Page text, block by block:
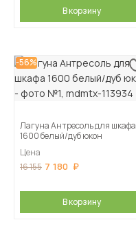
В корзину
-56%
Лагуна Антресоль для шкафа
1600 белый/дуб юкон
Цена
16 155 7 180
В корзину